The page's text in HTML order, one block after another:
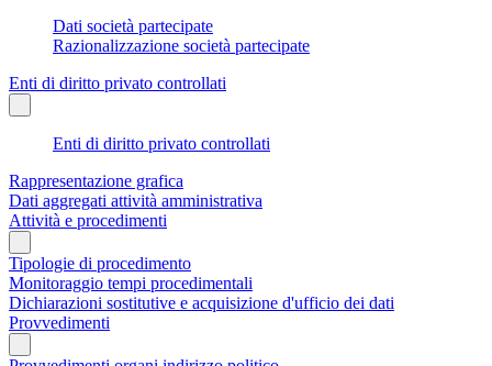
Dati società partecipate
Razionalizzazione società partecipate
Enti di diritto privato controllati
Enti di diritto privato controllati
Rappresentazione grafica
Dati aggregati attività amministrativa
Attività e procedimenti
Tipologie di procedimento
Monitoraggio tempi procedimentali
Dichiarazioni sostitutive e acquisizione d'ufficio dei dati
Provvedimenti